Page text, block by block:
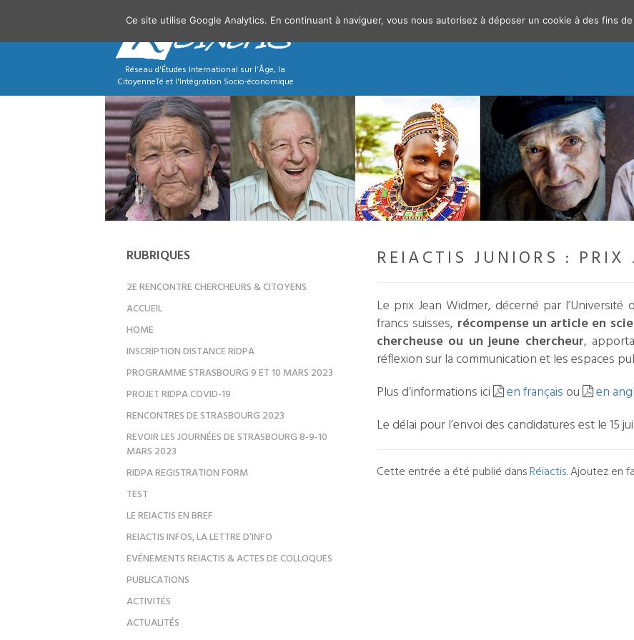
Réseau d'Études International sur l'Âge, la
CitoyenneTé et l'Intégration Socio-économique
REIACTIS JUNIORS : PRIX
Le prix Jean Widmer, décerné par
francs suisses, récompense un article en
chercheuse ou un jeune chercheur,
réflexion sur la communication et les espaces
Plus d’informations ici
en françaisou en
Le délai pour l’envoi des candidatures est le 15
Cette entrée a été publié dansRéiactis. Ajoutez en
RUBRIQUES
2E RENCONTRE CHERCHEURS & CITOYENS
ACCUEIL
HOME
INSCRIPTION DISTANCE RIDPA
PROGRAMME STRASBOURG 9 ET 10 MARS 2023
PROJET RIDPA COVID-19
RENCONTRES DE STRASBOURG 2023
REVOIR LES JOURNÉES DE STRASBOURG 8-9-10
MARS 2023
RIDPA REGISTRATION FORM
TEST
LE REIACTIS EN BREF
REIACTIS INFOS, LA LETTRE D’INFO
EVÉNEMENTS REIACTIS & ACTES DE COLLOQUES
PUBLICATIONS
ACTIVITÉS
ACTUALITÉS
Ce site utilise Google Analytics. En continuant à naviguer, vous nous autorisez à déposer un cookie à des fins de